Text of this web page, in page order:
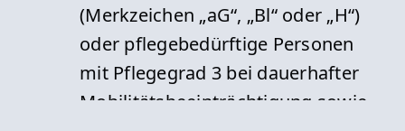
(Merkzeichen „aG“, „Bl“ oder „H“)
oder pflegebedürftige Personen
mit Pflegegrad 3 bei dauerhafter
Mobilitätsbeeinträchtigung sowie